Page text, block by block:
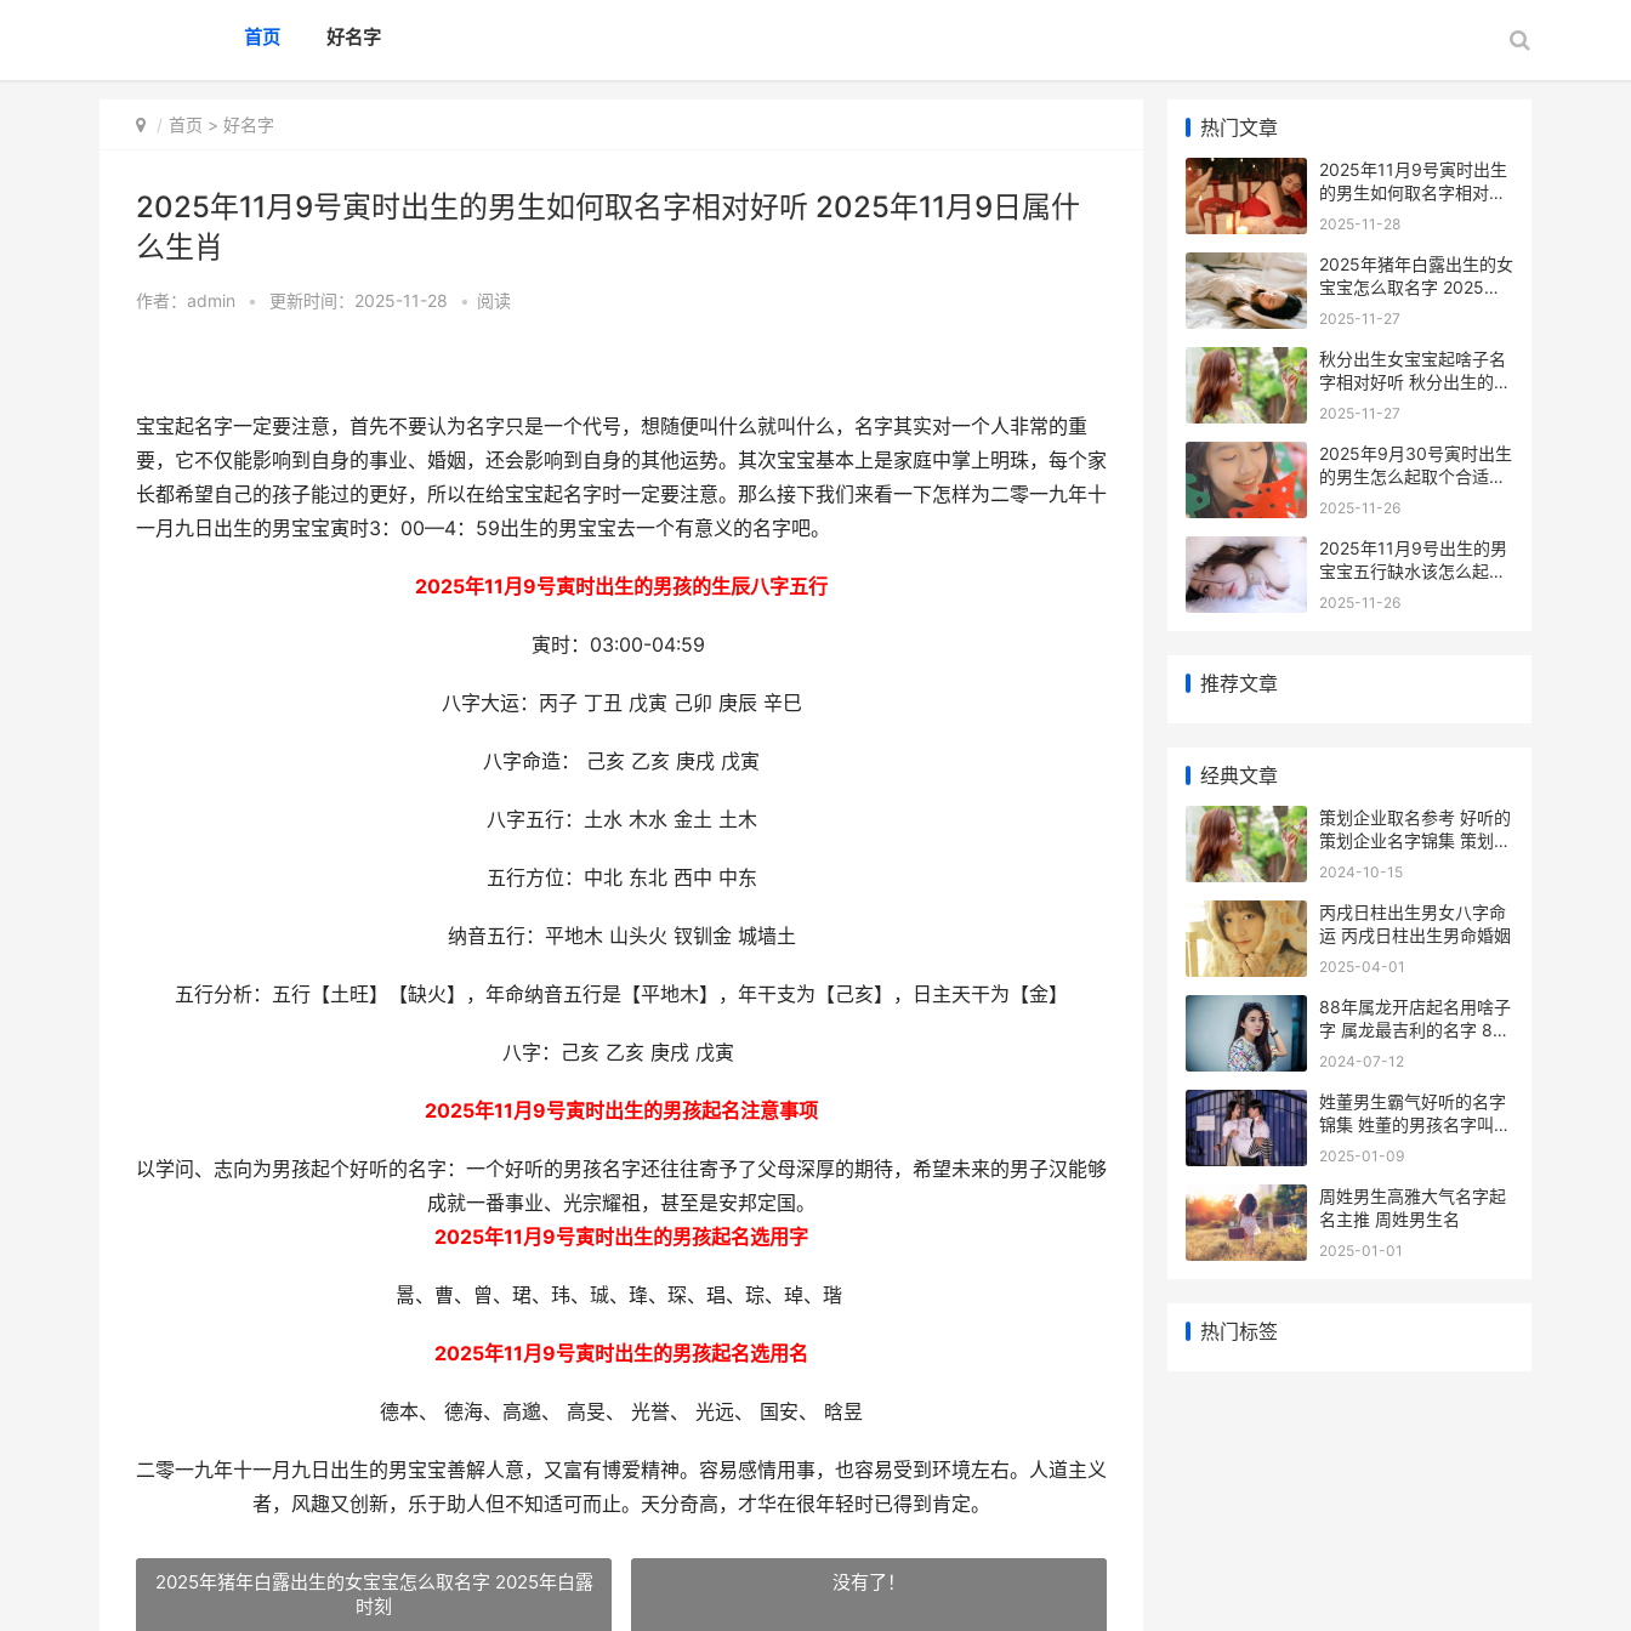
首页 好名字
首页 > 好名字
2025年11月9号寅时出生的男生如何取名字相对好听 2025年11月9日属什
么生肖
作者： admin • 更新时间：2025-11-28 • 阅读
宝宝起名字一定要注意，首先不要认为名字只是一个代号，想随便叫什么就叫什么，名字其实对一个人非常的重
要，它不仅能影响到自身的事业、婚姻，还会影响到自身的其他运势。其次宝宝基本上是家庭中掌上明珠，每个家
长都希望自己的孩子能过的更好，所以在给宝宝起名字时一定要注意。那么接下我们来看一下怎样为二零一九年十
一月九日出生的男宝宝寅时3：00—4：59出生的男宝宝去一个有意义的名字吧。
2025年11月9号寅时出生的男孩的生辰八字五行
寅时：03:00-04:59
八字大运：丙子 丁丑 戊寅 己卯 庚辰 辛巳
八字命造： 己亥 乙亥 庚戌 戊寅
八字五行：土水 木水 金土 土木
五行方位：中北 东北 西中 中东
纳音五行：平地木 山头火 钗钏金 城墙土
五行分析：五行【土旺】【缺火】，年命纳音五行是【平地木】，年干支为【己亥】，日主天干为【金】
八字：己亥 乙亥 庚戌 戊寅
2025年11月9号寅时出生的男孩起名注意事项
以学问、志向为男孩起个好听的名字：一个好听的男孩名字还往往寄予了父母深厚的期待，希望未来的男子汉能够
成就一番事业、光宗耀祖，甚至是安邦定国。
2025年11月9号寅时出生的男孩起名选用字
暠、曹、曾、珺、玮、珹、琒、琛、琩、琮、琸、瑎
2025年11月9号寅时出生的男孩起名选用名
德本、 德海、高邈、 高旻、 光誉、 光远、 国安、 晗昱
二零一九年十一月九日出生的男宝宝善解人意，又富有博爱精神。容易感情用事，也容易受到环境左右。人道主义
者，风趣又创新，乐于助人但不知适可而止。天分奇高，才华在很年轻时已得到肯定。
2025年猪年白露出生的女宝宝怎么取名字 2025年白露
时刻
没有了！
热门文章
2025年11月9号寅时出生
的男生如何取名字相对好
听 2025年11月9日属什么
2025-11-28
2025年猪年白露出生的女
宝宝怎么取名字 2025年
白露时刻
2025-11-27
秋分出生女宝宝起啥子名
字相对好听 秋分出生的女
宝宝取名
2025-11-27
2025年9月30号寅时出生
的男生怎么起取个合适又
理想的名字与五行 2025
2025-11-26
2025年11月9号出生的男
宝宝五行缺水该怎么起名
2025年11月9日是星期几
2025-11-26
推荐文章
经典文章
策划企业取名参考 好听的
策划企业名字锦集 策划公
司名字与寓意
2024-10-15
丙戌日柱出生男女八字命
运 丙戌日柱出生男命婚姻
2025-04-01
88年属龙开店起名用啥子
字 属龙最吉利的名字 88
年属龙开店取名
2024-07-12
姓董男生霸气好听的名字
锦集 姓董的男孩名字叫什
么好搞笑
2025-01-09
周姓男生高雅大气名字起
名主推 周姓男生名
2025-01-01
热门标签